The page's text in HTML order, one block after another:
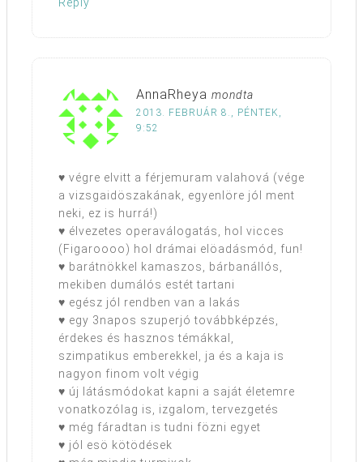
AnnaRheya mondta
2013. FEBRUÁR 8., PÉNTEK,
9:52
♥ végre elvitt a férjemuram valahová (vége
a vizsgaidöszakának, egyenlöre jól ment
neki, ez is hurrá!)
♥ élvezetes operaválogatás, hol vicces
(Figaroooo) hol drámai elöadásmód, fun!
♥ barátnökkel kamaszos, bárbanállós,
mekiben dumálós estét tartani
♥ egész jól rendben van a lakás
♥ egy 3napos szuperjó továbbképzés,
érdekes és hasznos témákkal,
szimpatikus emberekkel, ja és a kaja is
nagyon finom volt végig
♥ új látásmódokat kapni a saját életemre
vonatkozólag is, izgalom, tervezgetés
♥ még fáradtan is tudni fözni egyet
♥ jól esö kötödések